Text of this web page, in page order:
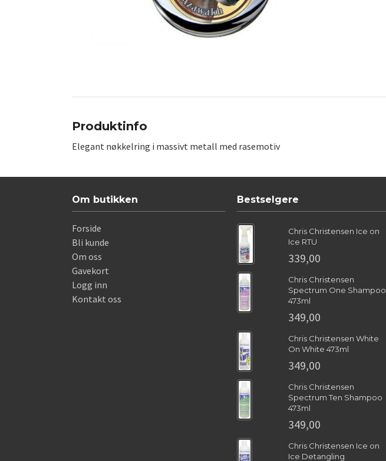
Produktinfo
Elegant nøkkelring i massivt metall med rasemotiv
Om butikken
Forside
Bli kunde
Om oss
Gavekort
Logg inn
Kontakt oss
Bestselgere
Chris Christensen Ice on
Ice RTU
339,00
Chris Christensen
Spectrum One Shampoo
473ml
349,00
Chris Christensen White
On White 473ml
349,00
Chris Christensen
Spectrum Ten Shampoo
473ml
349,00
Chris Christensen Ice on
Ice Detangling